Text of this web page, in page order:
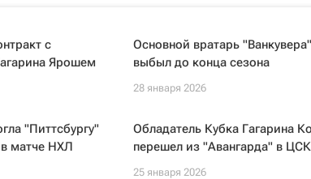
с
Ярошем
Основной вратарь
выбыл до конца сезона
28 января 2026
"Питтсбургу"
матче НХЛ
Обладатель Кубка Гагарина
перешел из "Авангарда" в
25 января 2026